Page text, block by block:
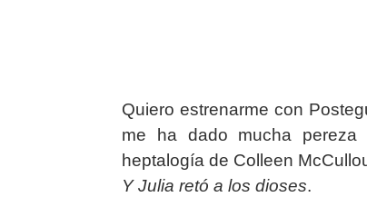
Quiero estrenarme con
me ha dado mucha
heptalogía de Colleen
Y Julia retó a los dioses.